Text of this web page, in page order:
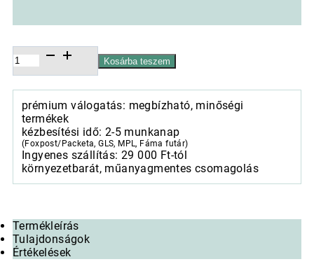
Műanyag
kistálca
13x21cm
Fresh
lemons
white
mennyiség
Kosárba teszem
prémium válogatás: megbízható, minőségi
termékek
kézbesítési idő: 2-5 munkanap
(Foxpost/Packeta, GLS, MPL, Fáma futár)
Ingyenes szállítás: 29 000 Ft-tól
környezetbarát, műanyagmentes csomagolás
Termékleírás
Tulajdonságok
Értékelések